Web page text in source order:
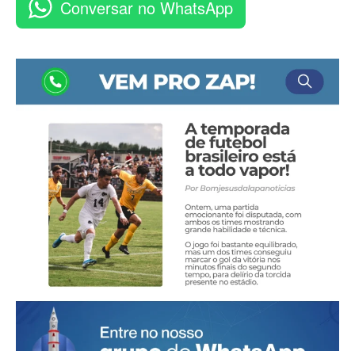
Conversar no WhatsApp